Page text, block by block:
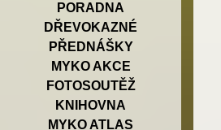
PORADNA
DŘEVOKAZNÉ
PŘEDNÁŠKY
MYKO AKCE
FOTOSOUTĚŽ
KNIHOVNA
MYKO ATLAS